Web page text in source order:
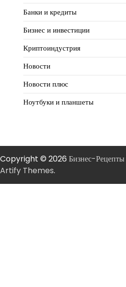
Банки и кредиты
Бизнес и инвестиции
Криптоиндустрия
Новости
Новости плюс
Ноутбуки и планшеты
Copyright © 2026 Бизнес-Рецепты
Artify Themes.